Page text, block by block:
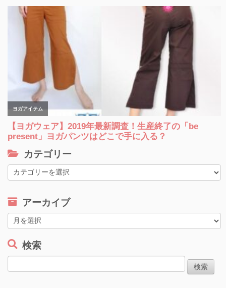
カテゴリー
カ
テ
リ
ー
アーカイブ
ー
カ
検索
索: